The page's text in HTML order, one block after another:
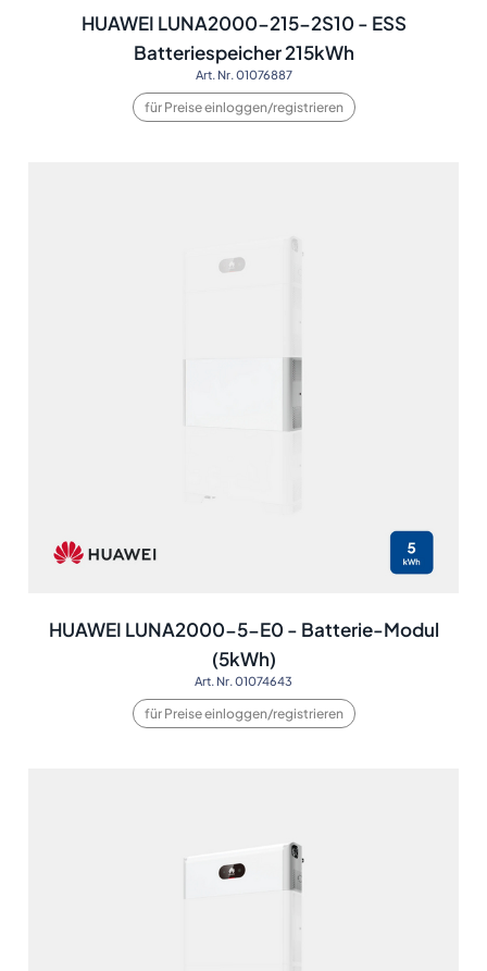
HUAWEI LUNA2000-215-2S10 - ESS
Batteriespeicher 215kWh
Art. Nr. 01076887
für Preise einloggen/registrieren
HUAWEI LUNA2000-5-E0 - Batterie-Modul
(5kWh)
Art. Nr. 01074643
für Preise einloggen/registrieren